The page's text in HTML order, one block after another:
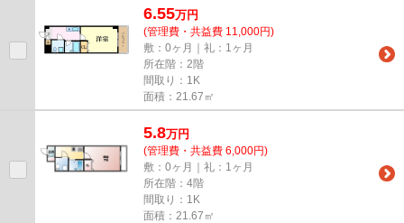
6.55万円
(管理費・共益費 11,000円)
敷：0ヶ月｜礼：1ヶ月
所在階：2階
間取り：1K
面積：21.67㎡
5.8万円
(管理費・共益費 6,000円)
敷：0ヶ月｜礼：1ヶ月
所在階：4階
間取り：1K
面積：21.67㎡